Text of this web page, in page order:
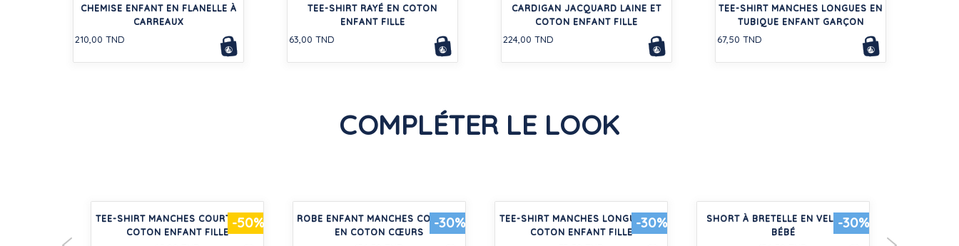
CHEMISE ENFANT EN FLANELLE À
CARREAUX
210,00 TND
TEE-SHIRT RAYÉ EN COTON
ENFANT FILLE
63,00 TND
CARDIGAN JACQUARD LAINE ET
COTON ENFANT FILLE
224,00 TND
TEE-SHIRT MANCHES LONGUES EN
TUBIQUE ENFANT GARÇON
67,50 TND
COMPLÉTER LE LOOK
-50%
TEE-SHIRT MANCHES COURTES EN
COTON ENFANT FILLE
-30%
ROBE ENFANT MANCHES COURTES
EN COTON CŒURS
-30%
TEE-SHIRT MANCHES LONGUES EN
COTON ENFANT FILLE
-30%
SHORT À BRETELLE EN VELOURS
BÉBÉ